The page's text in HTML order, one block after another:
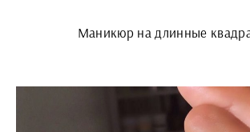
Маникюр на длинные